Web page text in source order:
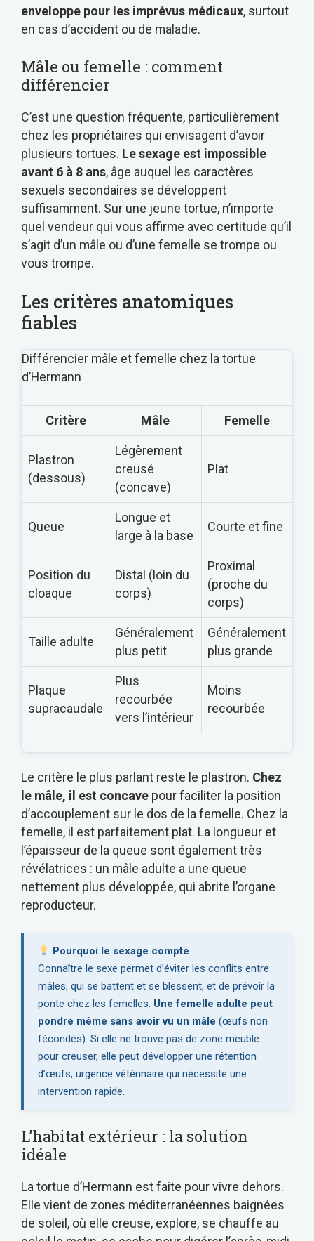
enveloppe pour les imprévus médicaux, surtout
en cas d’accident ou de maladie.
Mâle ou femelle : comment
différencier
C’est une question fréquente, particulièrement
chez les propriétaires qui envisagent d’avoir
plusieurs tortues. Le sexage est impossible
avant 6 à 8 ans, âge auquel les caractères
sexuels secondaires se développent
suffisamment. Sur une jeune tortue, n’importe
quel vendeur qui vous affirme avec certitude qu’il
s’agit d’un mâle ou d’une femelle se trompe ou
vous trompe.
Les critères anatomiques
fiables
Différencier mâle et femelle chez la tortue
d’Hermann
Critère Mâle Femelle
Plastron
(dessous)
Légèrement
creusé
(concave)
Plat
Queue
Longue et
large à la base
Courte et fine
Position du
cloaque
Distal (loin du
corps)
Proximal
(proche du
corps)
Taille adulte
Généralement
plus petit
Généralement
plus grande
Plaque
supracaudale
Plus
recourbée
vers l’intérieur
Moins
recourbée
Le critère le plus parlant reste le plastron. Chez
le mâle, il est concave pour faciliter la position
d’accouplement sur le dos de la femelle. Chez la
femelle, il est parfaitement plat. La longueur et
l’épaisseur de la queue sont également très
révélatrices : un mâle adulte a une queue
nettement plus développée, qui abrite l’organe
reproducteur.
Pourquoi le sexage compte
Connaître le sexe permet d’éviter les conflits entre
mâles, qui se battent et se blessent, et de prévoir la
ponte chez les femelles. Une femelle adulte peut
pondre même sans avoir vu un mâle (œufs non
fécondés). Si elle ne trouve pas de zone meuble
pour creuser, elle peut développer une rétention
d’œufs, urgence vétérinaire qui nécessite une
intervention rapide.
L’habitat extérieur : la solution
idéale
La tortue d’Hermann est faite pour vivre dehors.
Elle vient de zones méditerranéennes baignées
de soleil, où elle creuse, explore, se chauffe au